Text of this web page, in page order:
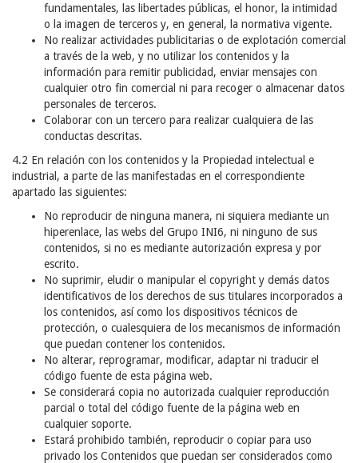
fundamentales, las libertades públicas, el honor, la intimidad
o la imagen de terceros y, en general, la normativa vigente.
No realizar actividades publicitarias o de explotación comercial
a través de la web, y no utilizar los contenidos y la
información para remitir publicidad, enviar mensajes con
cualquier otro fin comercial ni para recoger o almacenar datos
personales de terceros.
Colaborar con un tercero para realizar cualquiera de las
conductas descritas.
4.2 En relación con los contenidos y la Propiedad intelectual e
industrial, a parte de las manifestadas en el correspondiente
apartado las siguientes:
No reproducir de ninguna manera, ni siquiera mediante un
hiperenlace, las webs del Grupo INI6, ni ninguno de sus
contenidos, si no es mediante autorización expresa y por
escrito.
No suprimir, eludir o manipular el copyright y demás datos
identificativos de los derechos de sus titulares incorporados a
los contenidos, así como los dispositivos técnicos de
protección, o cualesquiera de los mecanismos de información
que puedan contener los contenidos.
No alterar, reprogramar, modificar, adaptar ni traducir el
código fuente de esta página web.
Se considerará copia no autorizada cualquier reproducción
parcial o total del código fuente de la página web en
cualquier soporte.
Estará prohibido también, reproducir o copiar para uso
privado los Contenidos que puedan ser considerados como